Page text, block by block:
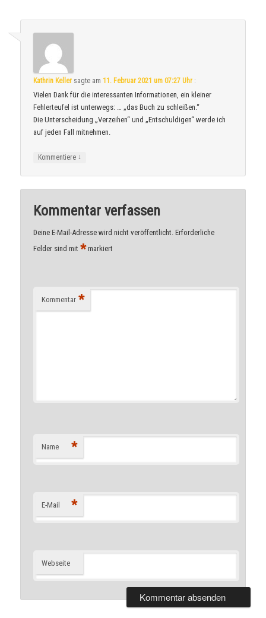
Kathrin Keller sagte am 11. Februar 2021 um 07:27 Uhr :
Vielen Dank für die interessanten Informationen, ein kleiner
Fehlerteufel ist unterwegs: … „das Buch zu schleißen.“
Die Unterscheidung „Verzeihen“ und „Entschuldigen“ werde ich
auf jeden Fall mitnehmen.
Kommentiere ↓
Kommentar verfassen
Deine E-Mail-Adresse wird nicht veröffentlicht. Erforderliche
Felder sind mit*markiert
Kommentar *
Name *
E-Mail *
Webseite